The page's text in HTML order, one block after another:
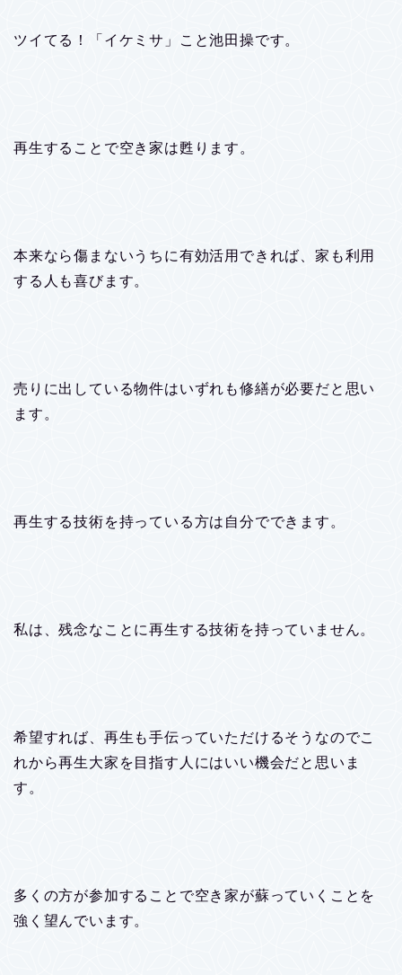
ツイてる！「イケミサ」こと池田操です。
再生することで空き家は甦ります。
本来なら傷まないうちに有効活用できれば、家も利用
する人も喜びます。
売りに出している物件はいずれも修繕が必要だと思い
ます。
再生する技術を持っている方は自分でできます。
私は、残念なことに再生する技術を持っていません。
希望すれば、再生も手伝っていただけるそうなのでこ
れから再生大家を目指す人にはいい機会だと思いま
す。
多くの方が参加することで空き家が蘇っていくことを
強く望んでいます。